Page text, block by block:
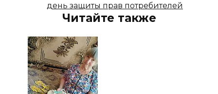
день защиты прав потребителей
Читайте также